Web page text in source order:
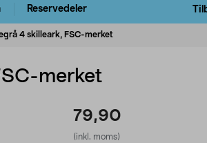
Reservedeler
4 skilleark, FSC-merket
merket
79,90
(inkl. moms)